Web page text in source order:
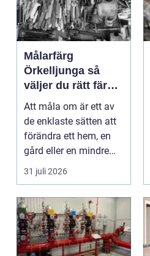
Målarfärg
Örkelljunga så
väljer du rätt färg
till hem och gård
Att måla om är ett av
de enklaste sätten att
förändra ett hem, en
gård eller en mindre
verksamhet. E...
31 juli 2026